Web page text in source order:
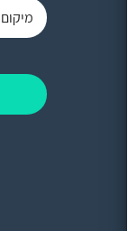
מיקום